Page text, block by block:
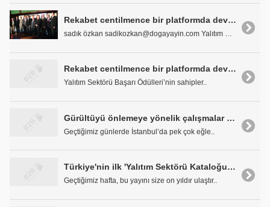
Rekabet centilmence bir platformda devam edecek
sadık özkan sadikozkan@dogayayin.com Yalıtım Sektö..
Rekabet centilmence bir platformda devam edecek
Yalıtım Sektörü Başarı Ödülleri’nin sahipler..
Gürültüyü önlemeye yönelik çalışmalar gündeme alınmalı
Geçtiğimiz günlerde İstanbul’da pek çok eğle..
Türkiye'nin ilk 'Yalıtım Sektörü Kataloğu'nu Yayınladık
Geçtiğimiz hafta, bu yayını size on yıldır ulaştır..